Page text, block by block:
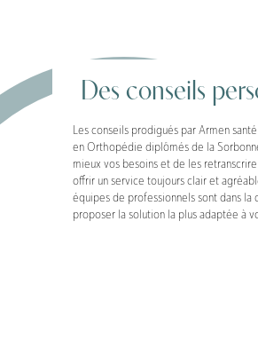
Des conseils
Les conseils prodigués par Armen
en Orthopédie diplômés de la
mieux vos besoins et de les
offrir un service toujours clair et
équipes de professionnels sont dans
proposer la solution la plus adaptée à